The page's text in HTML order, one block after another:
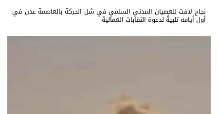
نجاح لافت للعصيان المدني السلمي في شل الحركة بالعاصمة عدن في
أول أيامه تلبيةً لدعوة النقابات العمالية